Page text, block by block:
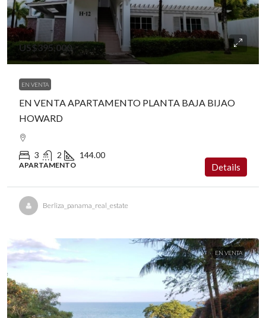
US$395,000
EN VENTA
EN VENTA APARTAMENTO PLANTA BAJA BIJAO
HOWARD
3 2 144.00
APARTAMENTO Details
Berliza_panama_real_estate
EN VENTA